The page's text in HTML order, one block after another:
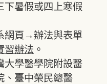
下暑假或四上寒假
網頁→辦法與表單
習辦法 。
大學醫學院附設醫
、臺中榮民總醫